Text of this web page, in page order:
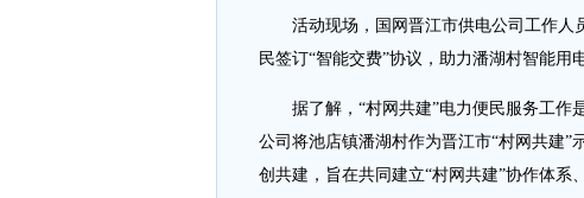
活动现场，国网晋江市供电公司工作人
民签订“智能交费”协议，助力潘湖村智能用
据了解，“村网共建”电力便民服务工作
公司将池店镇潘湖村作为晋江市“村网共建”
创共建，旨在共同建立“村网共建”协作体系